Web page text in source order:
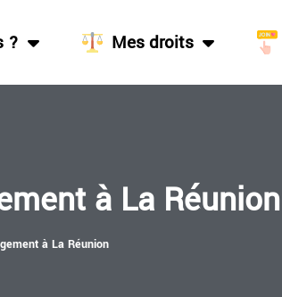
? Mes droits
à La Réunion
à La Réunion